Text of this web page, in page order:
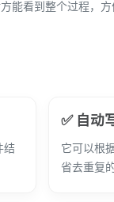
能看到整个过程，方
结
✅ 自动
它可以根
省去重复